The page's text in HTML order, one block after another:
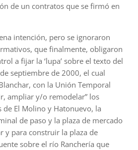
de un contratos que se firmó en
intención, pero se ignoraron
que finalmente, obligaron
a fijar la ‘lupa’ sobre el texto del
septiembre de 2000, el cual
con la Unión Temporal
ampliar y/o remodelar” los
de El Molino y Hatonuevo, la
de paso y la plaza de mercado
y para construir la plaza de
sobre el río Ranchería que